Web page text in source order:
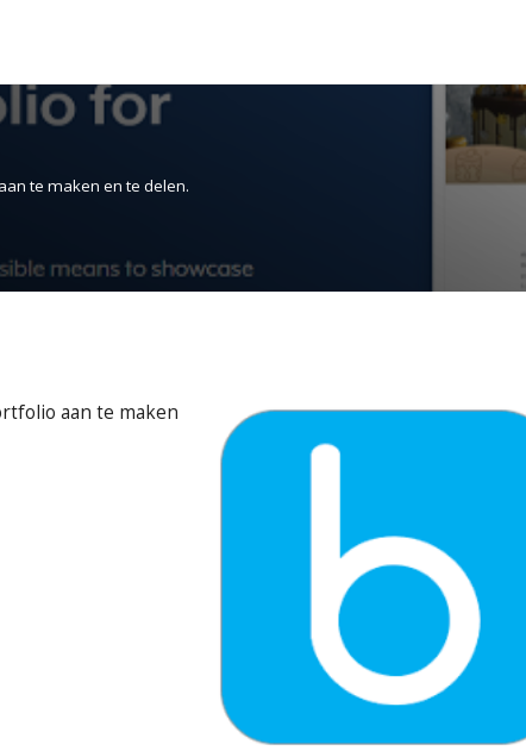
te maken en te delen.
aan te maken